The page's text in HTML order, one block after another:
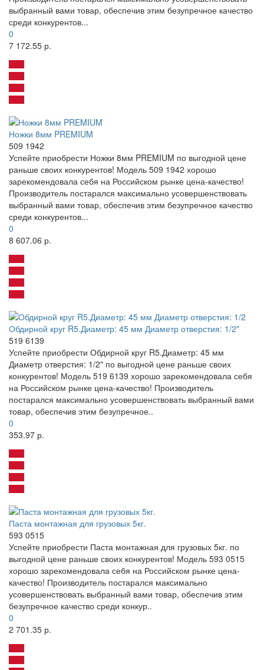
выбранный вами товар, обеспечив этим безупречное качество
среди конкурентов...
0
7 172.55 р.
Ножки 8мм PREMIUM
509 1942
Успейте приобрести Ножки 8мм PREMIUM по выгодной цене
раньше своих конкурентов! Модель 509 1942 хорошо
зарекомендовала себя на Российском рынке цена-качество!
Производитель постарался максимально усовершенствовать
выбранный вами товар, обеспечив этим безупречное качество
среди конкурентов...
0
8 607.06 р.
Обдирной круг R5.Диаметр: 45 мм Диаметр отверстия: 1/2"
519 6139
Успейте приобрести Обдирной круг R5.Диаметр: 45 мм
Диаметр отверстия: 1/2" по выгодной цене раньше своих
конкурентов! Модель 519 6139 хорошо зарекомендовала себя
на Российском рынке цена-качество! Производитель
постарался максимально усовершенствовать выбранный вами
товар, обеспечив этим безупречное..
0
353.97 р.
Паста монтажная для грузовых 5кг.
593 0515
Успейте приобрести Паста монтажная для грузовых 5кг. по
выгодной цене раньше своих конкурентов! Модель 593 0515
хорошо зарекомендовала себя на Российском рынке цена-
качество! Производитель постарался максимально
усовершенствовать выбранный вами товар, обеспечив этим
безупречное качество среди конкур..
0
2 701.35 р.